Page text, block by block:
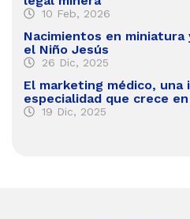
10 Feb, 2026
Nacimientos en
el Niño Jesús
26 Dic, 2025
El marketing médico, una
especialidad que crece
19 Dic, 2025